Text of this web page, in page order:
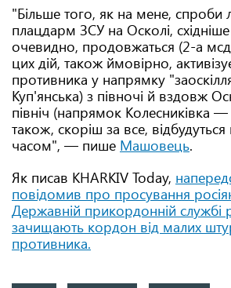
"Більше того, як на мене, спроби
плацдарм ЗСУ на Осколі,
очевидно, продовжаться (2-а
цих дій, також ймовірно,
противника у напрямку
Куп'янська) з півночі й вздовж
північ (напрямок Колесниківка —
також, скоріш за все,
часом", — пише Машовець.
Як писав KHARKIV Today,
повідомив про просування
Державній прикордонній службі
зачищають кордон від малих
противника.